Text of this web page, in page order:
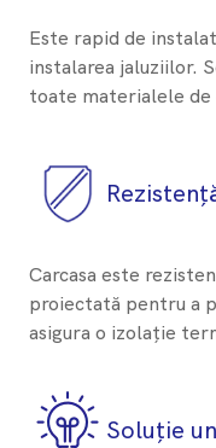
Este rapid de
instalarea jaluziilor.
toate materialele
Carcasa este
proiectată pentru a
asigura o izolație
Soluție